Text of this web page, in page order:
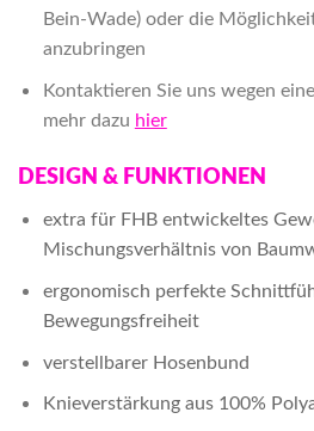
Bein-Wade) oder die
anzubringen
Kontaktieren Sie uns wegen
mehr dazu hier
DESIGN & FUNKTIONEN
extra für FHB entwickeltes
Mischungsverhältnis von
ergonomisch perfekte
Bewegungsfreiheit
verstellbarer Hosenbund
Knieverstärkung aus 100%